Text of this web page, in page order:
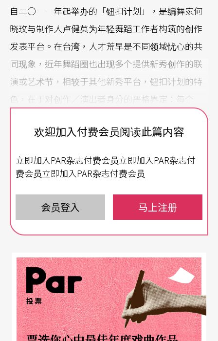
自二○一一年起举办的「钮扣计划」，是编舞家何
晓玫与制作人卢健英为年轻舞蹈工作者构筑的创作
发表平台。在台湾，人才荒早是不同领域忧心的共
同现象，近年舞蹈圈也出现多个提供新秀创作的联
演或艺术节，相较于其他新秀平台，钮扣计划的特
色，在于对创作／演出者身分的严格界定：每个
就毅然飞出台湾，有的毕业后转战不同国家舞团，
体验职业舞者生涯；尽管各人选择不同，离家却是
他们共同的体验与承担。看在何晓玫与卢健英眼
里，这些旅外舞者的「出走」反映台湾舞者「供过
于求」等窘困，但若能定期提供这些舞者「回家」
刺激。旅外舞者回家，以舞蹈向台湾自我介绍，甚
至回家交朋友，便成了钮扣计划的主轴。
呈现漂流中的风景
欢迎加入付费会员阅读此篇内容
立即加入PAR杂志付费会员立即加入PAR杂志付
费会员立即加入PAR杂志付费会员
会员登入 马上注册
投票